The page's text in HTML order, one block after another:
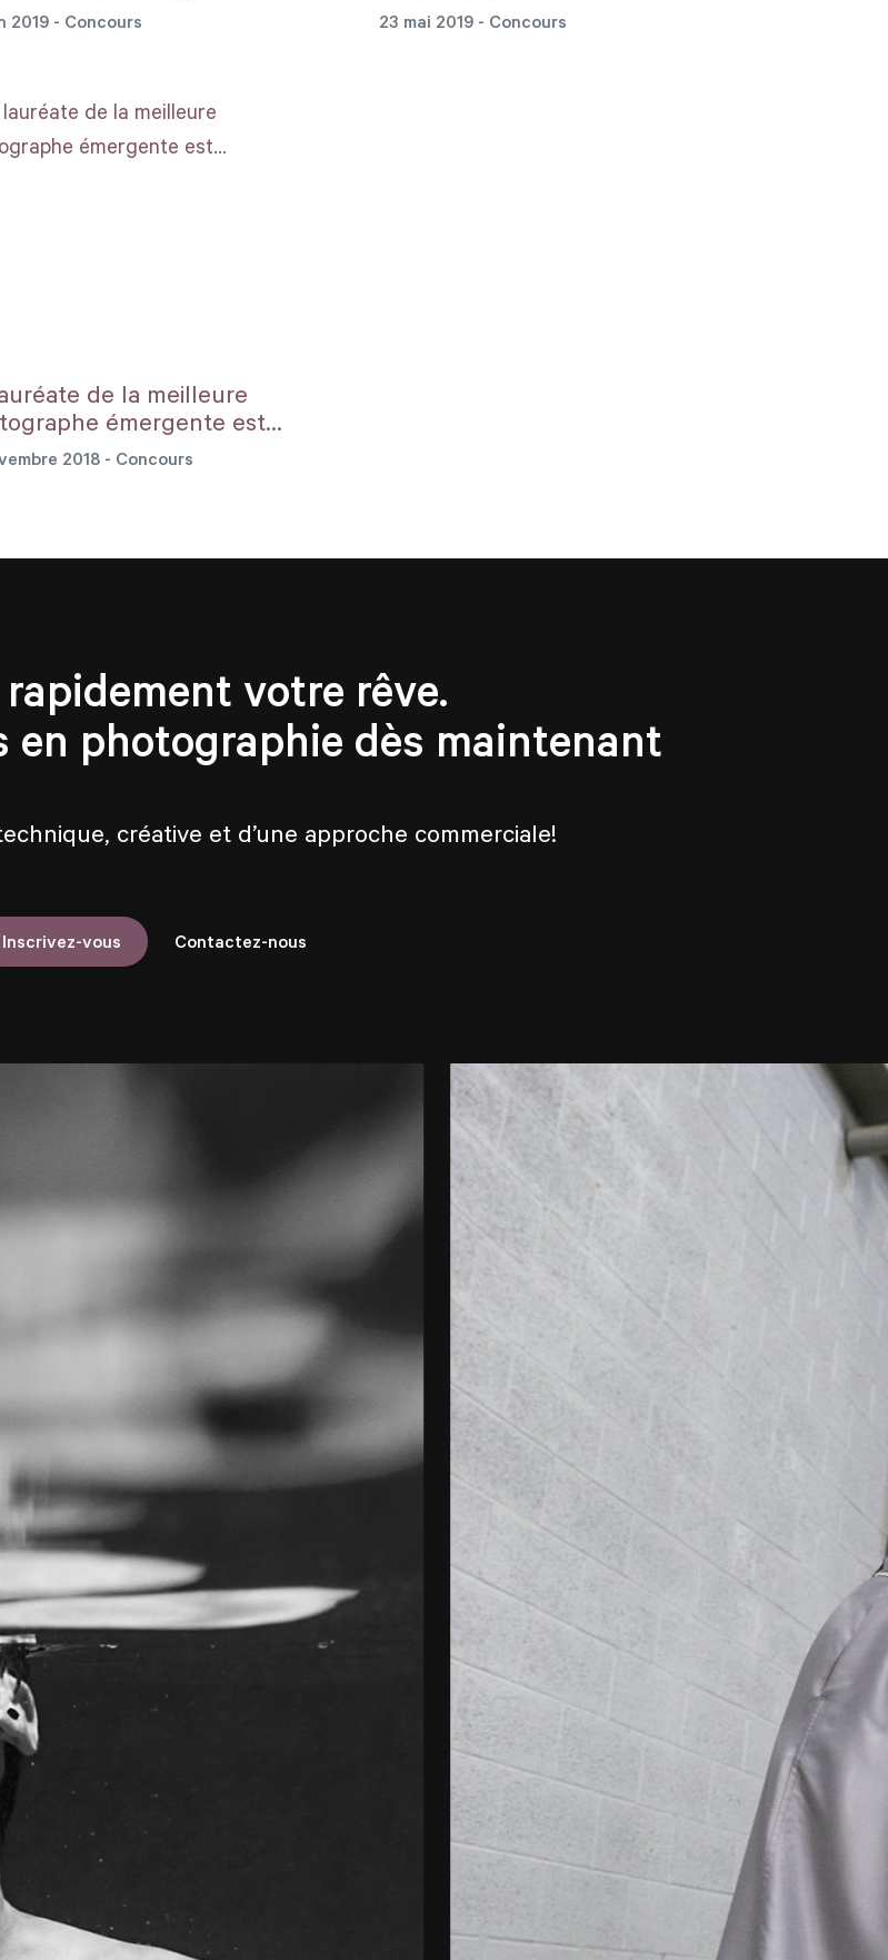
2019- Concours 23 mai 2019 - Concours
de la meilleure
émergente est…
2018- Concours
rapidement votre rêve.
en photographie dès maintenant
créative et d’une approche commerciale!
Inscrivez-vous Contactez-nous